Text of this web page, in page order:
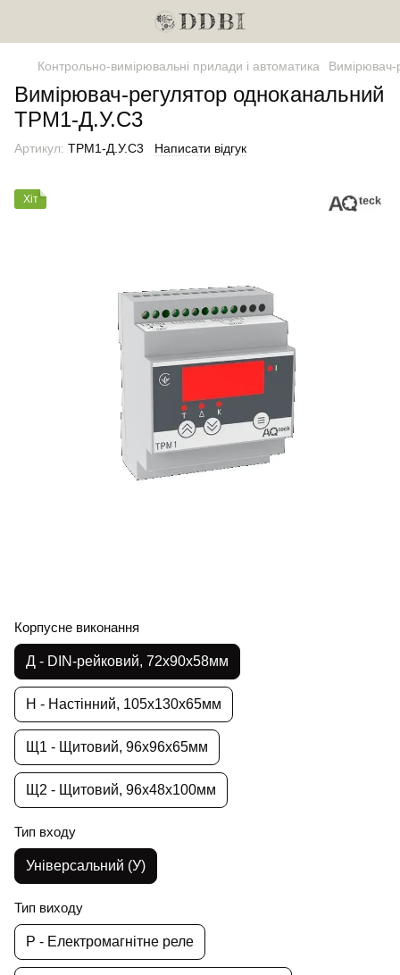
Контрольно-вимірювальні прилади і автоматика Вимірювач-
Вимірювач-регулятор одноканальний
ТРМ1-Д.У.С3
Артикул: ТРМ1-Д.У.С3 Написати відгук
Хіт
Корпусне виконання
Д - DIN-рейковий, 72х90х58мм
Н - Настінний, 105х130х65мм
Щ1 - Щитовий, 96х96х65мм
Щ2 - Щитовий, 96х48х100мм
Тип входу
Універсальний (У)
Тип виходу
Р - Електромагнітне реле